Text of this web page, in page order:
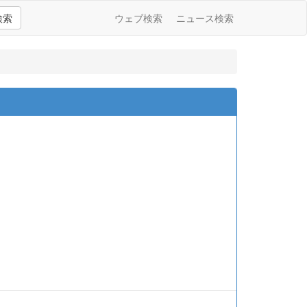
索 ウェブ検索 ニュース検索